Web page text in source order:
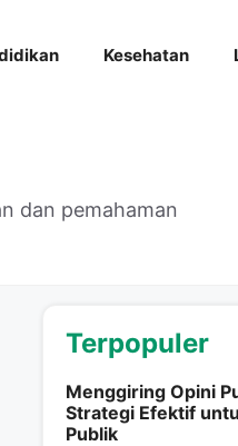
Kesehatan
dan pemahaman
Terpopuler
Menggiring Opini
Strategi Efektif
Publik